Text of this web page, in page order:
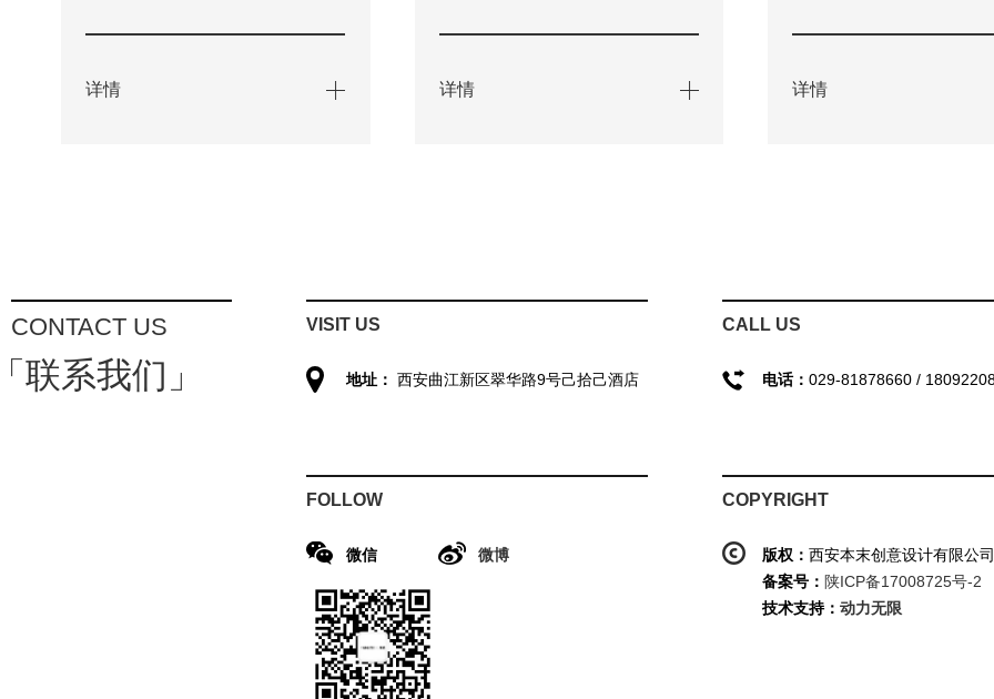
详情 详情 详情
CONTACT US
联系我们」
VISIT US
地址： 西安曲江新区翠华路9号己拾己酒店
CALL US
电话：029-81878660 /
FOLLOW
微信 微博
COPYRIGHT
版权：西安本末创意设计有限公司
备案号： 陕ICP备17008725号-2
技术支持：动力无限